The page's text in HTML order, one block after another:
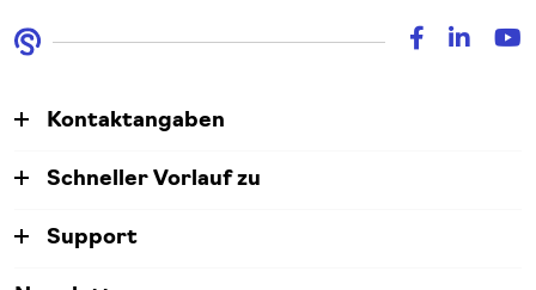
Kontaktangaben
Schneller Vorlauf zu
Support